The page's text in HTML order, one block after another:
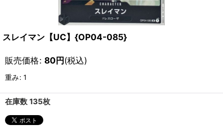
スレイマン【UC】{OP04-085}
販売価格: 80円(税込)
重み: 1
在庫数 135枚